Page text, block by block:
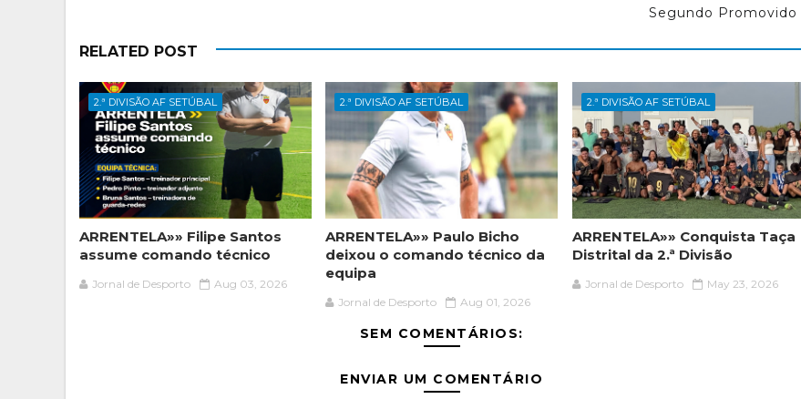
Segundo Promovido
RELATED POST
2.ª DIVISÃO AF SETÚBAL
ARRENTELA»» Filipe Santos
assume comando técnico
Jornal de Desporto Aug 03, 2026
2.ª DIVISÃO AF SETÚBAL
ARRENTELA»» Paulo Bicho
deixou o comando técnico da
equipa
Jornal de Desporto Aug 01, 2026
2.ª DIVISÃO AF SETÚBAL
ARRENTELA»» Conquista Taça
Distrital da 2.ª Divisão
Jornal de Desporto May 23, 2026
SEM COMENTÁRIOS:
ENVIAR UM COMENTÁRIO